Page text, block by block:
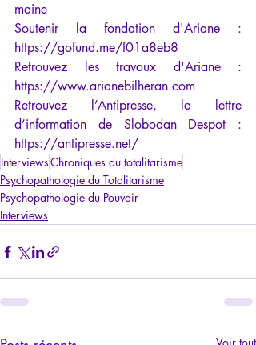
maine
https://gofund.me/f01a8eb8
https://www.arianebilheran.com
Retrouvez l’Antipresse, la lettre
https://antipresse.net/
InterviewsChroniques du totalitarisme
Psychopathologie du Totalitarisme
Psychopathologie du Pouvoir
Interviews